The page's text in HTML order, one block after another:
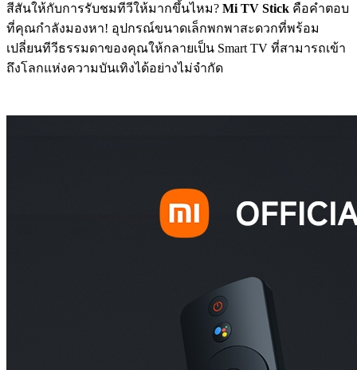
สีสันให้กับการรับชมทีวีให้มากขึ้นไหม? Mi TV Stick คือคำตอบ
ที่คุณกำลังมองหา! อุปกรณ์ขนาดเล็กพกพาสะดวกที่พร้อม
เปลี่ยนทีวีธรรมดาของคุณให้กลายเป็น Smart TV ที่สามารถเข้า
ถึงโลกแห่งความบันเทิงได้อย่างไม่จำกัด